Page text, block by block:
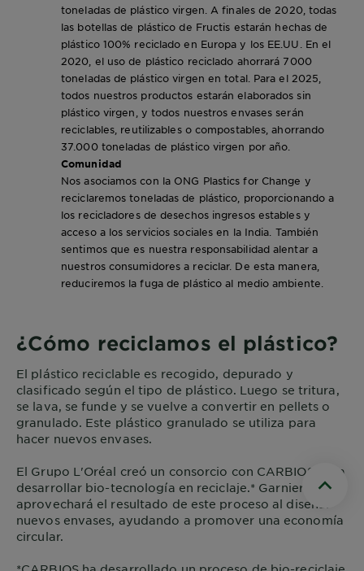
toneladas de plástico virgen. A finales de 2020, todas
las botellas de plástico de Fructis estarán hechas de
plástico 100% reciclado en Europa y los EE.UU. En el
2020, el uso de plástico reciclado ahorrará 7000
toneladas de plástico virgen en total. Para el 2025,
todos nuestros productos estarán elaborados sin
plástico virgen, y todos nuestros envases serán
reciclables, reutilizables o compostables, ahorrando
37.000 toneladas de plástico virgen por año.
Comunidad
Nos asociamos con la ONG Plastics for Change y
reciclaremos toneladas de plástico, proporcionando a
los recicladores de desechos ingresos estables y
acceso a los servicios sociales en la India. También
sentimos que es nuestra responsabilidad alentar a
nuestros consumidores a reciclar. De esta manera,
reduciremos la fuga de plástico al medio ambiente.
¿Cómo reciclamos el plástico?
El plástico reciclable es recogido, depurado y
clasificado según el tipo de plástico. Luego se tritura,
se lava, se funde y se vuelve a convertir en pellets o
granulado. Este plástico granulado se utiliza para
hacer nuevos envases.
El Grupo L'Oréal creó un consorcio con CARBIOS para
desarrollar bio-tecnología en reciclaje.* Garnier
aprovechará el resultado de este proceso al diseñar
nuevos envases, ayudando a promover una economía
circular.
Scroll